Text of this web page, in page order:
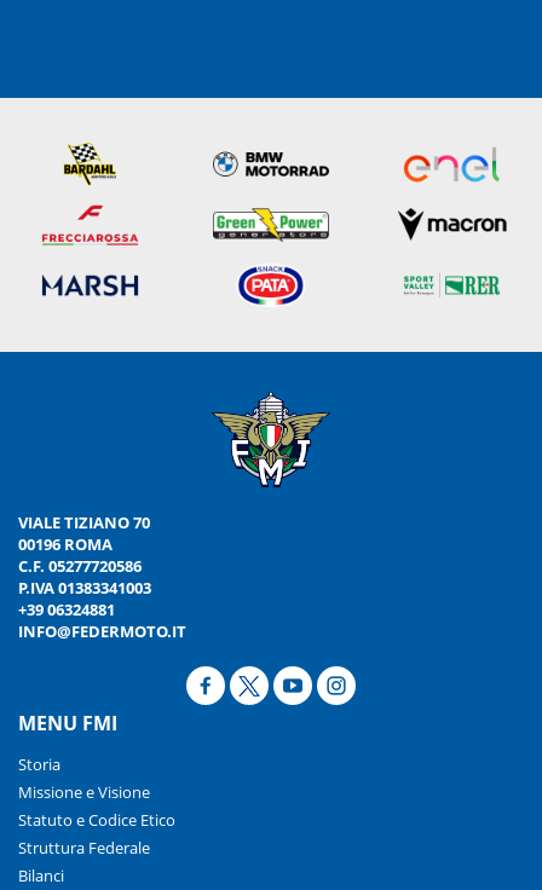
VIALE TIZIANO 70
00196 ROMA
C.F. 05277720586
P.IVA 01383341003
+39 06324881
INFO@FEDERMOTO.IT
MENU FMI
Storia
Missione e Visione
Statuto e Codice Etico
Struttura Federale
Bilanci